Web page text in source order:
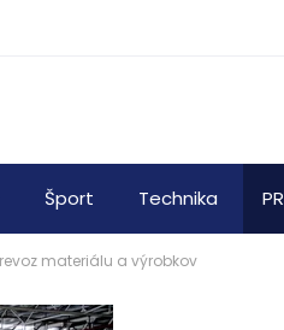
Šport Technika PR
materiálu a výrobkov